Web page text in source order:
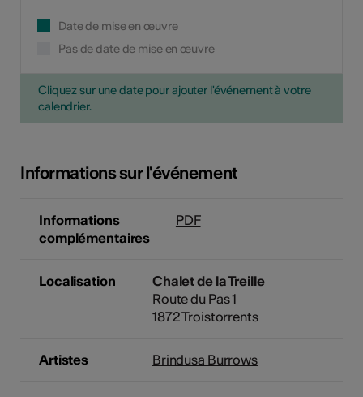
Date de mise en œuvre
Pas de date de mise en œuvre
Cliquez sur une date pour ajouter l'événement à votre
calendrier.
Informations sur l'événement
Informations
complémentaires
PDF
Localisation
Chalet de la Treille
Route du Pas 1
1872 Troistorrents
Artistes Brindusa Burrows